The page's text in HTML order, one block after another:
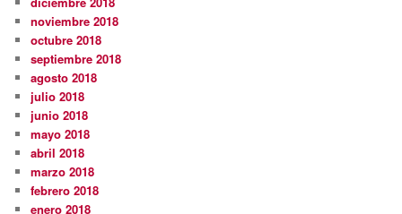
noviembre 2018
octubre 2018
septiembre 2018
agosto 2018
julio 2018
junio 2018
mayo 2018
abril 2018
marzo 2018
febrero 2018
enero 2018